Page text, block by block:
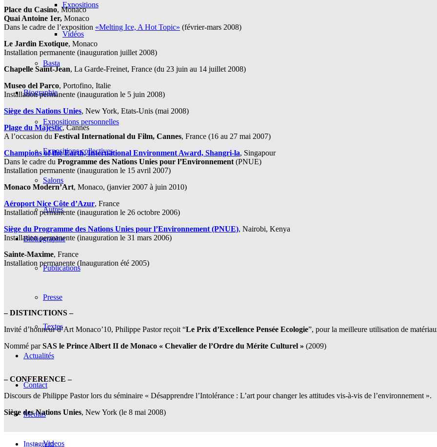
Expositions
Vidéos
Basta
Biographie
Expositions personnelles
Expositions collectives
Salons
Autres
Bibliographie
Publications
Presse
Textes
Actualités
Contact
Medias
Videos
Place du Casino, Monaco
Quai Antoine 1er, Monaco
Dans le cadre de l’exposition «Melting Ice, A Hot Topic» (février-mars 2008)
Le Jardin Exotique, Monaco
Installation permanente (inauguration juillet 2008)
Chapelle Saint-Jean, La Garde-Freinet, France (du 23 juin au 14 juillet 2008)
Museo del Parco, Portofino, Italie
Installation permanente (inauguration le 5 juin 2008)
Siège des Nations Unies, New York, Etats-Unis (mai 2008)
Plage du Majestic, Cannes
A l’occasion du Festival International du Film, Cannes, France (16 au 27 mai 2007)
Champions of the Earth, International Environment Award, Shangri-la, Singapour
Dans le cadre du Programme des Nations Unies pour l’Environnement (PNUE)
Installation permanente (inauguration le 15 avril 2007)
Monaco Modern’Art, Monaco, (janvier 2007 à juin 2010)
Aéroport Nice Côte d’Azur, France
Installation permanente (inauguration le 26 octobre 2006)
Siège du Programme des Nations Unies pour l’Environnement (PNUE), Nairobi, Kenya
Installation permanente (inauguration le 31 mars 2006)
Sainte-Maxime, France
Installation permanente (Inauguration été 2005)
– DISTINCTIONS –
Invité d’honneur d’Art Monaco’10, Philippe Pastor reçoit “Le Prix d’Excellence Pensée Ecologie”, pour la meilleure utilisation de
Nommé parSAS le Prince Albert II de Monaco « Chevalier de l’Ordre du Mérite Culturel » (2009)
– CONFERENCE –
Discours de Philippe Pastor lors du séminaire « Désapprendre l’Intolérance : L’art pour changer les attitudes vis-à-vis de l’environnement ».
Siège des Nations Unies, New York (le 8 mai 2008)
Instagram